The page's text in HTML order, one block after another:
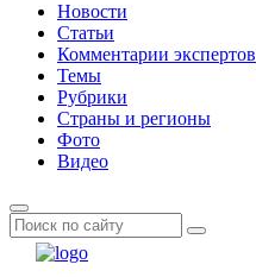
Новости
Статьи
Комментарии экспертов
Темы
Рубрики
Страны и регионы
Фото
Видео